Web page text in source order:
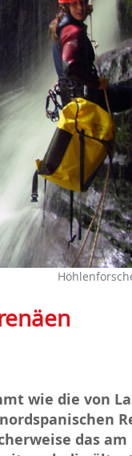
wie die von
das